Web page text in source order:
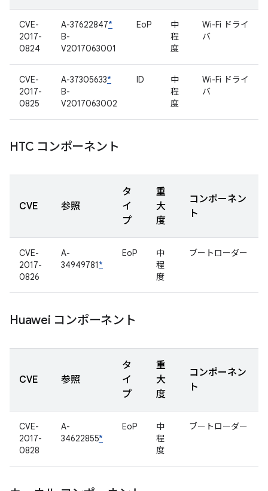
CVE-
2017-
0824
A-37622847*
B-
V2017063001
EoP
中
程
度
Wi-Fi ドライ
バ
CVE-
2017-
0825
A-37305633*
B-
V2017063002
ID
中
程
度
Wi-Fi ドライ
バ
HTC コンポーネント
CVE 参照
タ
イ
プ
重
大
度
コンポーネン
ト
CVE-
2017-
0826
A-
34949781*
EoP
中
程
度
ブートローダー
Huawei コンポーネント
CVE 参照
タ
イ
プ
重
大
度
コンポーネン
ト
CVE-
2017-
0828
A-
34622855*
EoP
中
程
度
ブートローダー